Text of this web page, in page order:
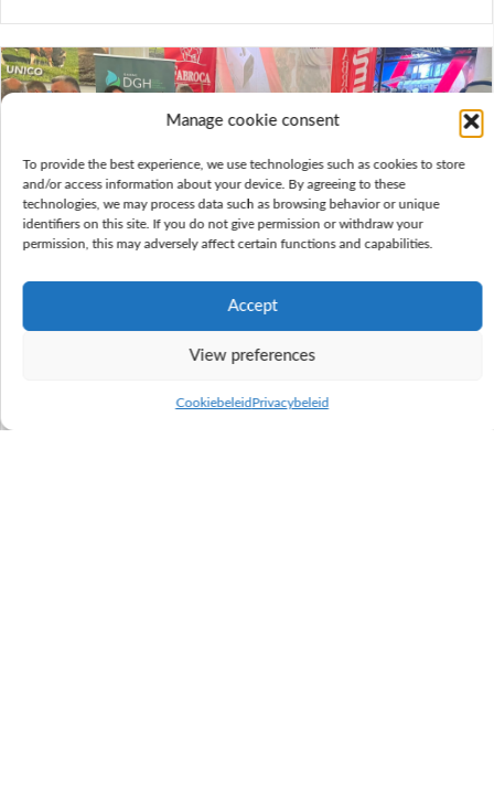
Manage cookie consent
To provide the best experience, we use technologies such as cookies to store
and/or access information about your device. By agreeing to these
technologies, we may process data such as browsing behavior or unique
identifiers on this site. If you do not give permission or withdraw your
permission, this may adversely affect certain functions and capabilities.
Accept
View preferences
CookiebeleidPrivacybeleid